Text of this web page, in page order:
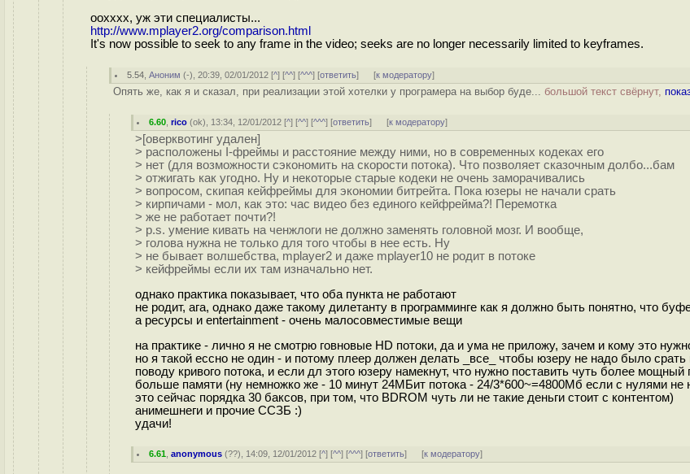
оохххх, уж эти специалисты...
http://www.mplayer2.org/comparison.html
It's now possible to seek to any frame in the video; seeks are no longer necessarily limited to keyframes.
5.54 ,Аноним (-), 20:39, 02/01/2012 [^] [^^] [^^^] [ответить] [к модератору]
Опять же, как я и сказал, при реализации этой хотелки у програмера на выбор буде... большой текст свёрнут,
6.60 ,rico (ok), 13:34, 12/01/2012 [^] [^^] [^^^] [ответить] [к модератору]
>[оверквотинг удален]
> расположены I-фреймы и расстояние между ними, но в современных кодеках его
> нет (для возможности сэкономить на скорости потока). Что позволяет сказочным долбо...бам
> отжигать как угодно. Ну и некоторые старые кодеки не очень заморачивались
> вопросом, скипая кейфреймы для экономии битрейта. Пока юзеры не начали срать
> кирпичами - мол, как это: час видео без единого кейфрейма?! Перемотка
> же не работает почти?!
> p.s. умение кивать на ченжлоги не должно заменять головной мозг. И вообще,
> голова нужна не только для того чтобы в нее есть. Ну
> не бывает волшебства, mplayer2 и даже mplayer10 не родит в потоке
> кейфреймы если их там изначально нет.
однако практика показывает, что оба пункта не работают
не родит, ага, однако даже такому дилетанту в программинге как я должно быть понятно, что
а ресурсы и entertainment - очень малосовместимые вещи
на практике - лично я не смотрю говновые HD потоки, да и ума не приложу, зачем и кому это
но я такой ессно не один - и потому плеер должен делать _все_ чтобы юзеру не надо было срать
поводу кривого потока, и если дл этого юзеру намекнут, что нужно поставить чуть более
больше памяти (ну немножко же - 10 минут 24МБит потока - 24/3*600~=4800Мб если с нулями не
это сейчас порядка 30 баксов, при том, что BDROM чуть ли не такие деньги стоит с контентом)
анимешнеги и прочие ССЗБ :)
удачи!
6.61 ,anonymous (??), 14:09, 12/01/2012 [^] [^^] [^^^] [ответить] [к модератору]